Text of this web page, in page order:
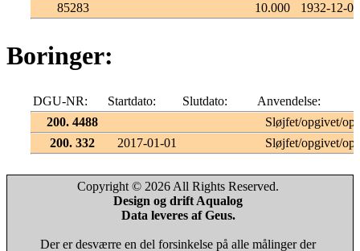
85283
10.000 1932-12-01
Boringer:
DGU-NR: Startdato: Slutdato:
Anvendelse:
200. 4488
Sløjfet/opgivet/
200. 332
2017-01-01 Sløjfet/opgivet/
Copyright © 2026 All Rights Reserved.
Design og drift Aqualog
Data leveres af Geus.
Der er desværre en del forsinkelse på alle målinger der